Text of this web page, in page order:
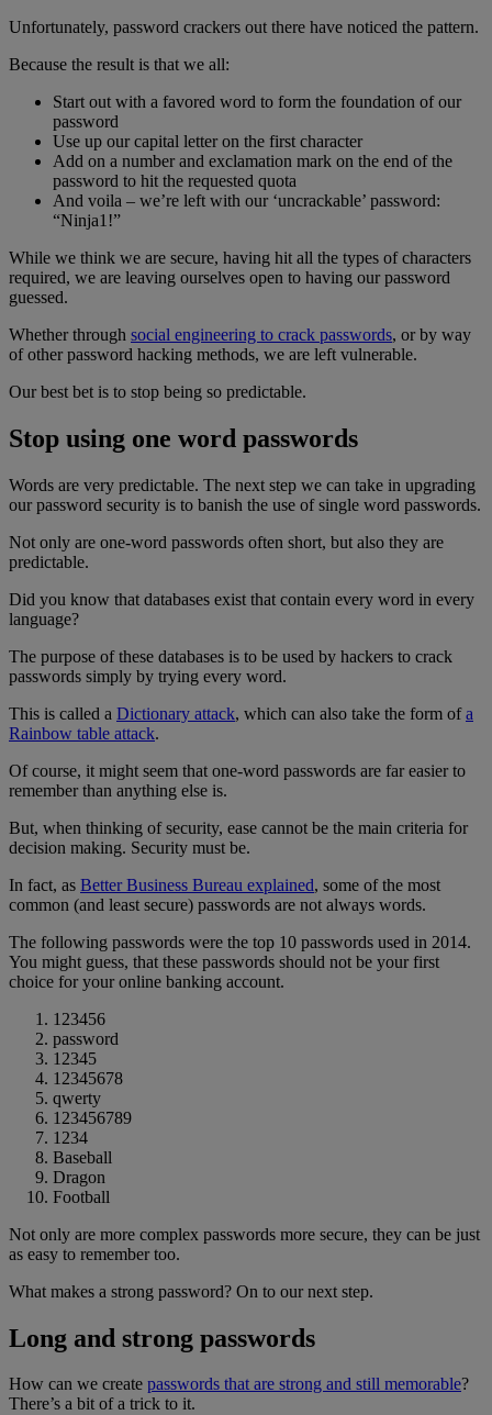
Unfortunately, password crackers out there have noticed the pattern.
Because the result is that we all:
Start out with a favored word to form the foundation of our
password
Use up our capital letter on the first character
Add on a number and exclamation mark on the end of the
password to hit the requested quota
And voila – we’re left with our ‘uncrackable’ password:
“Ninja1!”
While we think we are secure, having hit all the types of characters
required, we are leaving ourselves open to having our password
guessed.
Whether through social engineering to crack passwords, or by way
of other password hacking methods, we are left vulnerable.
Our best bet is to stop being so predictable.
Stop using one word passwords
Words are very predictable. The next step we can take in upgrading
our password security is to banish the use of single word passwords.
Not only are one-word passwords often short, but also they are
predictable.
Did you know that databases exist that contain every word in every
language?
The purpose of these databases is to be used by hackers to crack
passwords simply by trying every word.
This is called a Dictionary attack, which can also take the form ofa
Rainbow table attack.
Of course, it might seem that one-word passwords are far easier to
remember than anything else is.
But, when thinking of security, ease cannot be the main criteria for
decision making. Security must be.
In fact, as Better Business Bureau explained, some of the most
common (and least secure) passwords are not always words.
The following passwords were the top 10 passwords used in 2014.
You might guess, that these passwords should not be your first
choice for your online banking account.
123456
password
12345
12345678
qwerty
123456789
1234
Baseball
Dragon
Football
Not only are more complex passwords more secure, they can be just
as easy to remember too.
What makes a strong password? On to our next step.
Long and strong passwords
How can we create passwords that are strong and still memorable?
There’s a bit of a trick to it.